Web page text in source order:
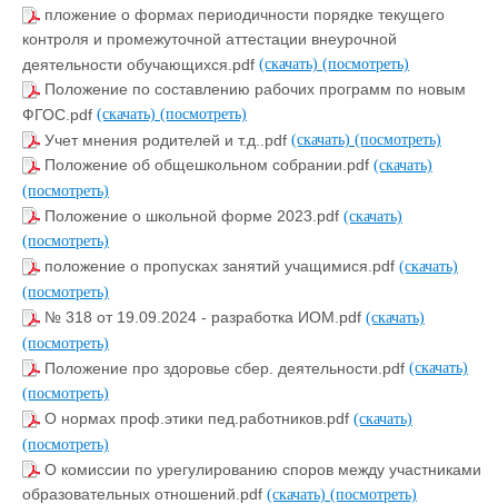
пложение о формах периодичности порядке текущего
контроля и промежуточной аттестации внеурочной
деятельности обучающихся.pdf (скачать) (посмотреть)
Положение по составлению рабочих программ по новым
ФГОС.pdf (скачать) (посмотреть)
Учет мнения родителей и т.д..pdf (скачать) (посмотреть)
Положение об общешкольном собрании.pdf (скачать)
(посмотреть)
Положение о школьной форме 2023.pdf (скачать)
(посмотреть)
положение о пропусках занятий учащимися.pdf (скачать)
(посмотреть)
№ 318 от 19.09.2024 - разработка ИОМ.pdf (скачать)
(посмотреть)
Положение про здоровье сбер. деятельности.pdf (скачать)
(посмотреть)
О нормах проф.этики пед.работников.pdf (скачать)
(посмотреть)
О комиссии по урегулированию споров между участниками
образовательных отношений.pdf (скачать) (посмотреть)